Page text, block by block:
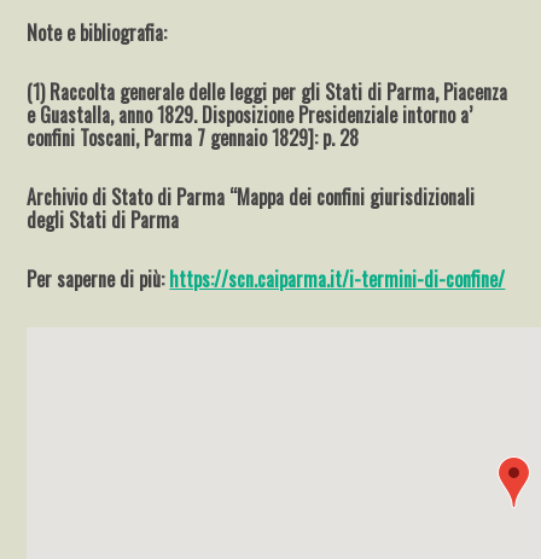
Note e bibliografia:
(1) Raccolta generale delle leggi per gli Stati di Parma, Piacenza
e Guastalla, anno 1829. Disposizione Presidenziale intorno a’
confini Toscani, Parma 7 gennaio 1829]: p. 28
Archivio di Stato di Parma “Mappa dei confini giurisdizionali
degli Stati di Parma
Per saperne di più:https://scn.caiparma.it/i-termini-di-confine/